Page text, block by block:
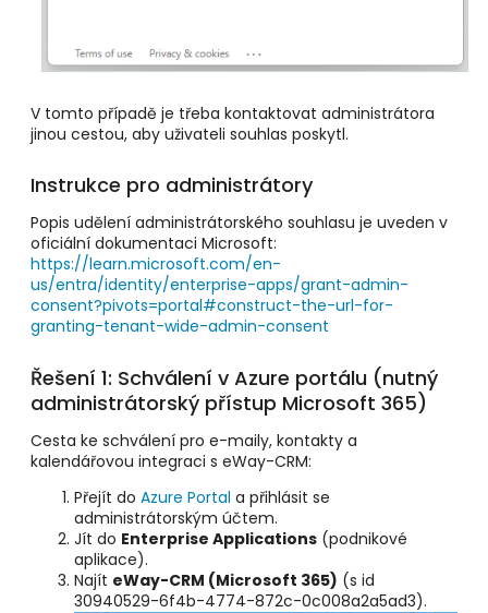
V tomto případě je třeba kontaktovat administrátora
jinou cestou, aby uživateli souhlas poskytl.
Instrukce pro administrátory
Popis udělení administrátorského souhlasu je uveden v
oficiální dokumentaci Microsoft:
https://learn.microsoft.com/en-
us/entra/identity/enterprise-apps/grant-admin-
consent?pivots=portal#construct-the-url-for-
granting-tenant-wide-admin-consent
Řešení 1: Schválení v Azure portálu (nutný
administrátorský přístup Microsoft 365)
Cesta ke schválení pro e-maily, kontakty a
kalendářovou integraci s eWay-CRM:
Přejít do Azure Portal a přihlásit se
administrátorským účtem.
Jít do Enterprise Applications (podnikové
aplikace).
Najít eWay-CRM (Microsoft 365) (s id
30940529-6f4b-4774-872c-0c008a2a5ad3).